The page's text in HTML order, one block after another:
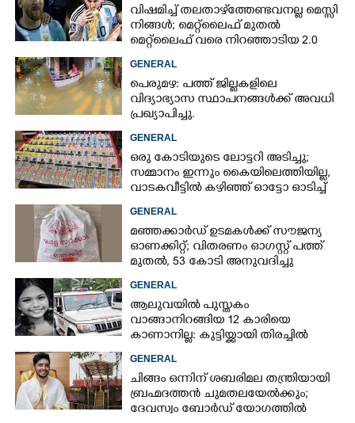
വിഷമിച്ച് തലതാഴ്‌ത്തേണ്ടവനല്ല മെസ്സി
നിങ്ങള്‍; മെറ്റ്‌ലൈഫ് മുതല്‍
മെറ്റ്‌ലൈഫ് വരെ നിറഞ്ഞാടിയ 2.0
GENERAL
പെരുമഴ: പത്ത് ജില്ലകളിലെ
വിദ്യാഭ്യാസ സ്ഥാപനങ്ങൾക്ക് അവധി
പ്രഖ്യാപിച്ചു.
GENERAL
ഒരു കോടിയുടെ ലോട്ടറി അടിച്ചു;
സമ്മാനം ഇന്നും കൈയിലെത്തിയില്ല,
വാടകവീട്ടിൽ കഴിഞ്ഞ് ഓട്ടോ ഓടിച്ച്
GENERAL
മഞ്ഞക്കാർഡ് ഉടമകൾക്ക് സൗജന്യ
ഓണക്കിറ്റ്; വിതരണം ഓഗസ്റ്റ് പത്ത്
മുതൽ, 53 കോടി അനുവദിച്ചു
GENERAL
ആലുവയിൽ പുസ്തകം
വാങ്ങാനിറങ്ങിയ 12 കാരിയെ
കാണാനില്ല: കുട്ടിയ്ക്കായി തിരച്ചിൽ
GENERAL
ചിങ്ങം ഒന്നിന് ശബരിമല തന്ത്രിയായി
ബ്രഹ്മദത്തൻ ചുമതലയേൽക്കും;
ദേവസ്വം ബോർഡ് യോഗത്തിൽ